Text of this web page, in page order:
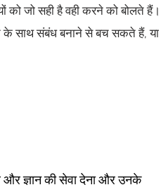
को जो सही है वही करने को बोलते हैं।
के साथ संबंध बनाने से बच सकते हैं, या
ज्ञान की सेवा देना और उनके